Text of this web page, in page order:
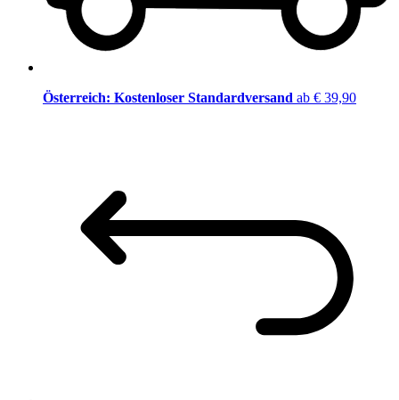
Österreich: Kostenloser Standardversand ab € 39,90